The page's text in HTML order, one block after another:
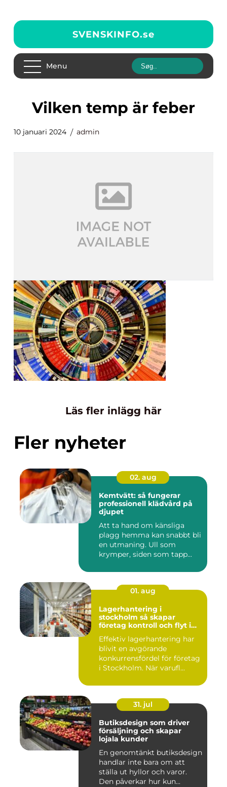
SVENSKINFO.se
Menu
vilken temp är feber
10 januari 2024 admin
Läs fler inlägg här
Fler nyheter
02. aug
Kemtvätt: så fungerar
professionell klädvård på
djupet
Att ta hand om känsliga
plagg hemma kan snabbt bli
en utmaning. Ull som
krymper, siden som tapp...
01. aug
Lagerhantering i
stockholm så skapar
företag kontroll och flyt i
Effektiv lagerhantering har
blivit en avgörande
konkurrensfördel för företag
i Stockholm. När varufl...
31. jul
Butiksdesign som driver
försäljning och skapar
lojala kunder
En genomtänkt butiksdesign
handlar inte bara om att
ställa ut hyllor och varor.
Den påverkar hur kun...